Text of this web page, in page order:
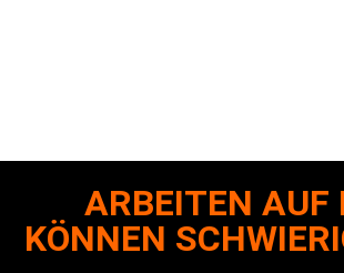
ARBEITEN AUF
KÖNNEN